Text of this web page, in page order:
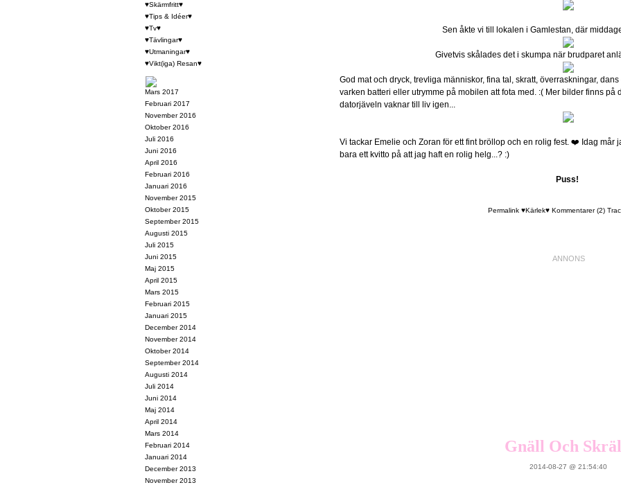
Sen åkte vi till lokalen i Gamlestan, där
Givetvis skålades det i skumpa när brudparet
God mat och dryck, trevliga människor, fina tal, skratt, överraskningar,
varken batteri eller utrymme på mobilen att fota med. :( Mer bilder finns på
datorjäveln vaknar till liv igen...
Vi tackar Emelie och Zoran för ett fint bröllop och en rolig fest. ❤️ Idag mår
bara ett kvitto på att jag haft en rolig helg...? :)
Puss!
Permalink ♥Kärlek♥ Kommentarer (2)
Gnäll Och
2014-08-27 @ 21:54:40
♥Skärmfritt♥
♥Tips & Idéer♥
♥Tv♥
♥Tävlingar♥
♥Utmaningar♥
♥Vikt(iga) Resan♥
Mars 2017
Februari 2017
November 2016
Oktober 2016
Juli 2016
Juni 2016
April 2016
Februari 2016
Januari 2016
November 2015
Oktober 2015
September 2015
Augusti 2015
Juli 2015
Juni 2015
Maj 2015
April 2015
Mars 2015
Februari 2015
Januari 2015
December 2014
November 2014
Oktober 2014
September 2014
Augusti 2014
Juli 2014
Juni 2014
Maj 2014
April 2014
Mars 2014
Februari 2014
Januari 2014
December 2013
November 2013